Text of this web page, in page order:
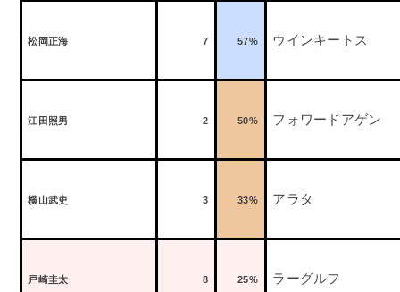
松岡正海 7 57% ウインキートス
江田照男 2 50% フォワードアゲン
横山武史 3 33% アラタ
戸崎圭太 8 25% ラーグルフ